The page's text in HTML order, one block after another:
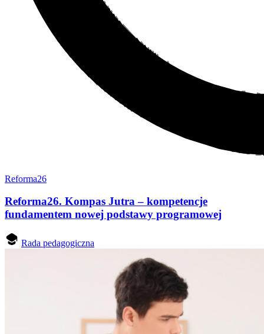
Reforma26
Reforma26. Kompas Jutra – kompetencje
fundamentem nowej podstawy programowej
Rada pedagogiczna